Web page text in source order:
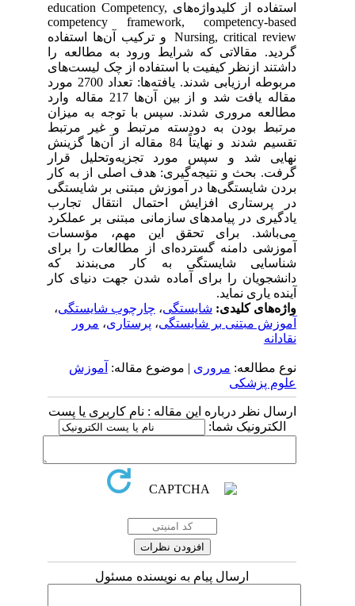
استفاده از کلیدواژه‌های education Competency,
competency framework, competency-based
Nursing, critical review و ترکیب آن‌ها استفاده
گردید. مقالاتی که شرایط ورود به مطالعه را
داشتند ازنظر کیفیت با استفاده از چک لیست‌های
مربوطه ارزیابی شدند. یافته‌ها: تعداد 2700 مورد
مقاله یافت شد و از بین آن‌ها 217 مقاله وارد
مطالعه مروری شدند. سپس با توجه به میزان
مرتبط بودن به دودسته مرتبط و غیر مرتبط
تقسیم شدند و نهایتاً 84 مقاله از آن‌ها گزینش
نهایی شد و سپس مورد تجزیه‌و‌تحلیل قرار
گرفت. بحث و نتیجه‌گیری: هدف اصلی از به کار
بردن شایستگی‌ها در آموزش مبتنی بر شایستگی
در پرستاری افزایش احتمال انتقال تجارب
یادگیری در پیامدهای سازمانی مبتنی بر عملکرد
می‌باشد. برای تحقق این مهم، مؤسسات
آموزشی دامنه گسترده‌ای از مطالعات را برای
شناسایی شایستگی به کار می‌بندند که
دانشجویان را برای آماده شدن جهت دنیای کار
آینده یاری نماید.
واژه‌های کلیدی:شایستگی،چارچوب شایستگی،
آموزش مبتنی بر شایستگی،پرستاری،مرور
نقادانه
نوع مطالعه:مروری| موضوع مقاله:آموزش
علوم پزشکی
ارسال نظر درباره این مقاله : نام کاربری یا پست
الکترونیک شما:
ارسال پیام به نویسنده مسئول